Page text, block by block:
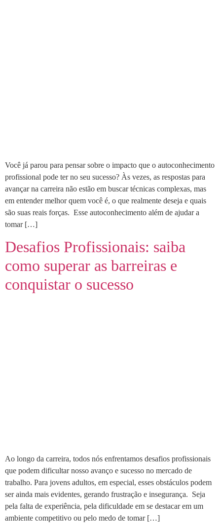
Você já parou para pensar sobre o impacto que o autoconhecimento
profissional pode ter no seu sucesso? Às vezes, as respostas para
avançar na carreira não estão em buscar técnicas complexas, mas
em entender melhor quem você é, o que realmente deseja e quais
são suas reais forças. Esse autoconhecimento além de ajudar a
tomar […]
Desafios Profissionais: saiba
como superar as barreiras e
conquistar o sucesso
Ao longo da carreira, todos nós enfrentamos desafios profissionais
que podem dificultar nosso avanço e sucesso no mercado de
trabalho. Para jovens adultos, em especial, esses obstáculos podem
ser ainda mais evidentes, gerando frustração e insegurança. Seja
pela falta de experiência, pela dificuldade em se destacar em um
ambiente competitivo ou pelo medo de tomar […]